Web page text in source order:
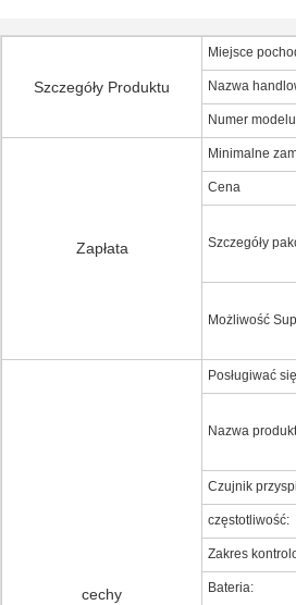
Szczegóły Produktu
Miejsce
Nazwa
Numer modelu
Zapłata
Minimalne
Cena
Szczegóły
Możliwość
cechy
Posługiwać
Nazwa
Czujnik
częstotliwość:
Zakres
Bateria: